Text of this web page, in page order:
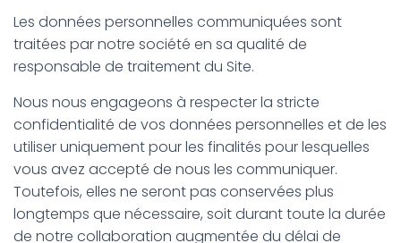
Les données personnelles communiquées sont
traitées par notre société en sa qualité de
responsable de traitement du Site.
Nous nous engageons à respecter la stricte
confidentialité de vos données personnelles et de les
utiliser uniquement pour les finalités pour lesquelles
vous avez accepté de nous les communiquer.
Toutefois, elles ne seront pas conservées plus
longtemps que nécessaire, soit durant toute la durée
de notre collaboration augmentée du délai de